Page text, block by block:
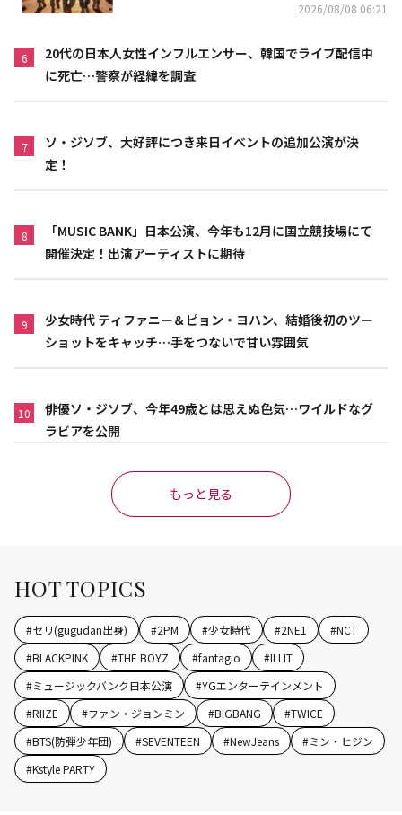
2026/08/08 06:21
6
20代の日本人女性インフルエンサー、韓国でライブ配信中
に死亡…警察が経緯を調査
7
ソ・ジソブ、大好評につき来日イベントの追加公演が決
定！
8
「MUSIC BANK」日本公演、今年も12月に国立競技場にて
開催決定！出演アーティストに期待
9
少女時代 ティファニー＆ピョン・ヨハン、結婚後初のツー
ショットをキャッチ…手をつないで甘い雰囲気
10
俳優ソ・ジソブ、今年49歳とは思えぬ色気…ワイルドなグ
ラビアを公開
もっと見る
HOT TOPICS
#セリ(gugudan出身) #2PM #少女時代 #2NE1 #NCT
#BLACKPINK #THE BOYZ #fantagio #ILLIT
#ミュージックバンク日本公演 #YGエンターテインメント
#RIIZE #ファン・ジョンミン #BIGBANG #TWICE
#BTS(防弾少年団) #SEVENTEEN #NewJeans #ミン・ヒジン
#Kstyle PARTY